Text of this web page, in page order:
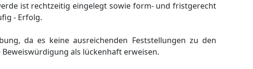
ist rechtzeitig eingelegt sowie form- und fristgerecht
- Erfolg.
da es keine ausreichenden Feststellungen zu den
als lückenhaft erweisen.